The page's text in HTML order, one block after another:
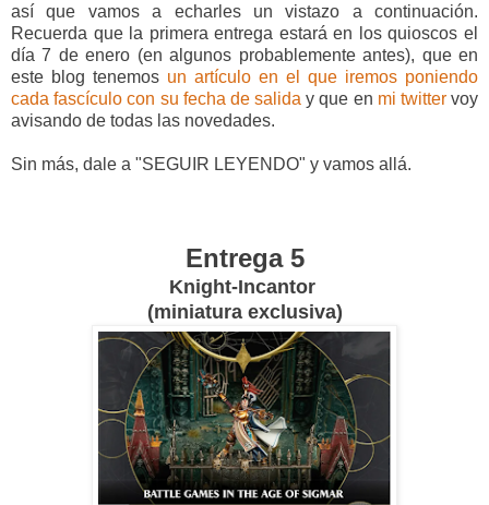
así que vamos a echarles un vistazo a continuación.
Recuerda que la primera entrega estará en los quioscos el
día 7 de enero (en algunos probablemente antes), que en
este blog tenemos un artículo en el que iremos poniendo
cada fascículo con su fecha de salida y que en mi twittervoy
avisando de todas las novedades.
Sin más, dale a "SEGUIR LEYENDO" y vamos allá.
Entrega 5
Knight-Incantor
(miniatura exclusiva)